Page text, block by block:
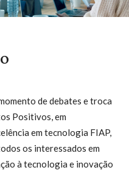
de debates e troca
Positivos, em
em tecnologia FIAP,
os interessados em
à tecnologia e inovação